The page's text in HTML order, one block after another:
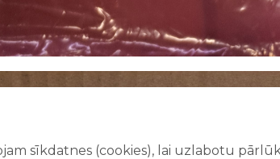
sīkdatnes (cookies), lai uzlabotu